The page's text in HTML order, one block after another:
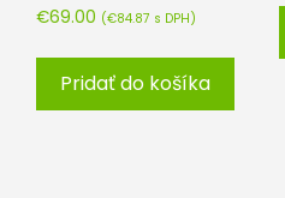
€69.00 (€84.87 s DPH)
Pridať do košíka